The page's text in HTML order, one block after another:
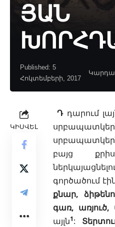
ՅԱՆ
Published: 5
Հոկտեմբերի, 2017
ԿԻՍՎԵԼ
Դդարում
բայց
գործածում
քնար,
գառ,
այլն1: